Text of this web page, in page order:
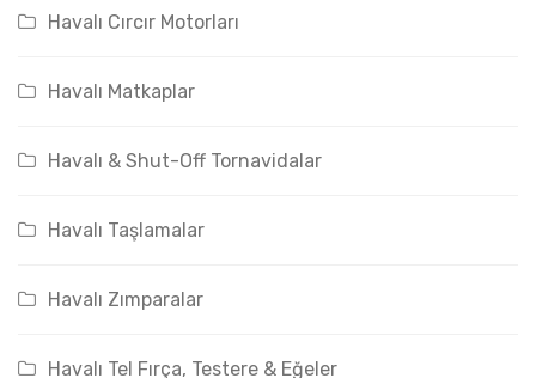
Havalı Cırcır Motorları
Havalı Matkaplar
Havalı & Shut-Off Tornavidalar
Havalı Taşlamalar
Havalı Zımparalar
Havalı Tel Fırça, Testere & Eğeler